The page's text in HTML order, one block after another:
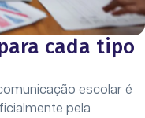
cada tipo
escolar é
pela